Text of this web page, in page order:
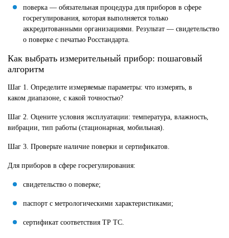
поверка — обязательная процедура для приборов в сфере
госрегулирования, которая выполняется только
аккредитованными организациями. Результат — свидетельство
о поверке с печатью Росстандарта.
Как выбрать измерительный прибор: пошаговый
алгоритм
Шаг 1. Определите измеряемые параметры: что измерять, в
каком диапазоне, с какой точностью?
Шаг 2. Оцените условия эксплуатации: температура, влажность,
вибрации, тип работы (стационарная, мобильная).
Шаг 3. Проверьте наличие поверки и сертификатов.
Для приборов в сфере госрегулирования:
свидетельство о поверке;
паспорт с метрологическими характеристиками;
сертификат соответствия ТР ТС.